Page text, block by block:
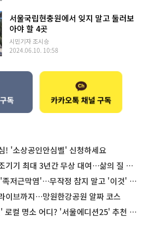
서울국립현충원에서 잊지 말고 둘러보
아야 할 4곳
시민기자 조시승
2024.06.10. 10:58
! '소상공인안심벨' 신청하세요
기 최대 3년간 무상 대여…삶의 질 높인다
근막염'…무작정 참지 말고 '이것' 해보세요!
이브까지…망원한강공원 알짜 코스
컬 명소 어디? '서울에디션25' 추천 코스